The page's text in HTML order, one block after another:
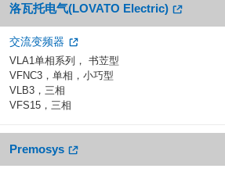
洛瓦托电气(LOVATO Electric)
交流变频器
VLA1单相系列， 书苙型
VFNC3，单相，小巧型
VLB3，三相
VFS15，三相
Premosys